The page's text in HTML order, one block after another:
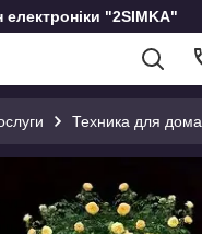
електроніки "2SIMKA"
Техника для дома